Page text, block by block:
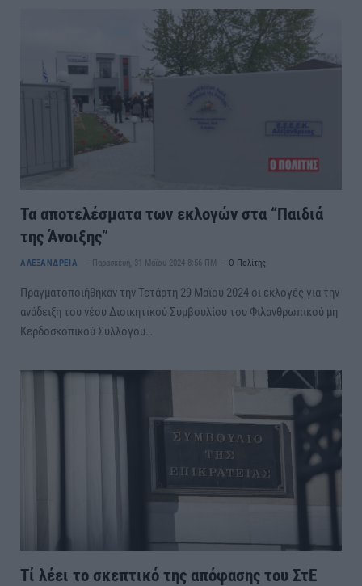
Τα αποτελέσματα των εκλογών στα “Παιδιά
της Άνοιξης”
ΑΛΕΞΑΝΔΡΕΙΑ Παρασκευή, 31 Μαΐου 2024 8:56 ΠΜ Ο Πολίτης
Πραγματοποιήθηκαν την Τετάρτη 29 Μαϊου 2024 οι εκλογές για την
ανάδειξη του νέου Διοικητικού Συμβουλίου του Φιλανθρωπικού μη
Κερδοσκοπικού Συλλόγου…
Τί λέει το σκεπτικό της απόφασης του ΣτΕ